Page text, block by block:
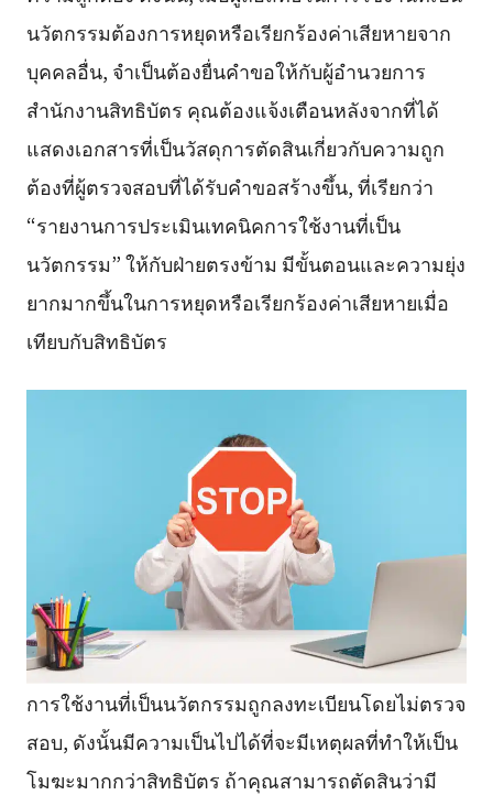
นวัตกรรมต้องการหยุดหรือเรียกร้องค่าเสียหายจาก
บุคคลอื่น, จำเป็นต้องยื่นคำขอให้กับผู้อำนวยการ
สำนักงานสิทธิบัตร คุณต้องแจ้งเตือนหลังจากที่ได้
แสดงเอกสารที่เป็นวัสดุการตัดสินเกี่ยวกับความถูก
ต้องที่ผู้ตรวจสอบที่ได้รับคำขอสร้างขึ้น, ที่เรียกว่า
“รายงานการประเมินเทคนิคการใช้งานที่เป็น
นวัตกรรม” ให้กับฝ่ายตรงข้าม มีขั้นตอนและความยุ่ง
ยากมากขึ้นในการหยุดหรือเรียกร้องค่าเสียหายเมื่อ
เทียบกับสิทธิบัตร
การใช้งานที่เป็นนวัตกรรมถูกลงทะเบียนโดยไม่ตรวจ
สอบ, ดังนั้นมีความเป็นไปได้ที่จะมีเหตุผลที่ทำให้เป็น
โมฆะมากกว่าสิทธิบัตร ถ้าคุณสามารถตัดสินว่ามี